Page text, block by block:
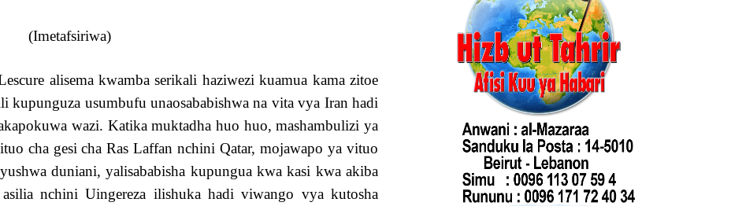
(Imetafsiriwa)
alisema kwamba serikali haziwezi kuamua kama zitoe
kupunguza usumbufu unaosababishwa na vita vya Iran hadi
wazi. Katika muktadha huo huo, mashambulizi ya
cha gesi cha Ras Laffan nchini Qatar, mojawapo ya vituo
duniani, yalisababisha kupungua kwa kasi kwa akiba
nchini Uingereza ilishuka hadi viwango vya kutosha